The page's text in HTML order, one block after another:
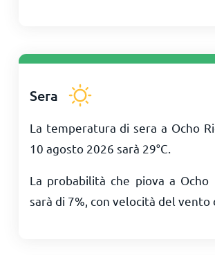
Sera
La temperatura di sera a Ocho
10 agosto 2026 sarà 29°C
La probabilità che piova a Ocho
sarà di 7%, con velocità del vento